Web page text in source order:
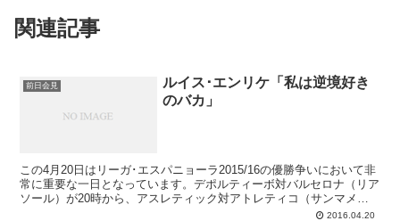
関連記事
前日会見
ルイス･エンリケ「私は逆境好き
のバカ」
この4月20日はリーガ･エスパニョーラ2015/16の優勝争いにおいて非
常に重要な一日となっています。デポルティーボ対バルセロナ（リア
ソール）が20時から、アスレティック対アトレティコ（サンマメ
ス）が20時45分から、レアル･マドリー対ビジャレアル（ベルナベ
2016.04.20